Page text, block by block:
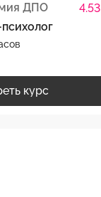
ДПО 4.53
курс